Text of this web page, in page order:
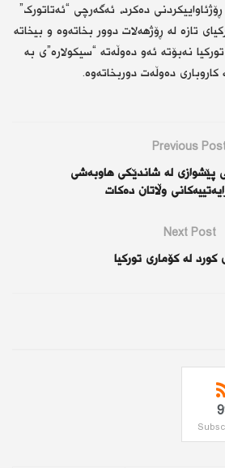
ده‌كرد، ئه‌گه‌رچی “ئەتاتورک”
تازه‌ له‌ ڕۆژهه‌لات دوور بخاته‌وه‌ و بیخاته‌
نه‌بۆته‌ ئه‌و ده‌وڵه‌ته‌ “سیكولاره”‌ی به‌
ده‌وڵه‌ت دوربخاته‌وه.
Previous
پێشوازی لە شاندێكی هاوبەشی
وڵاتان دەكات
Next Post
کورد لە کۆماری تورکیا